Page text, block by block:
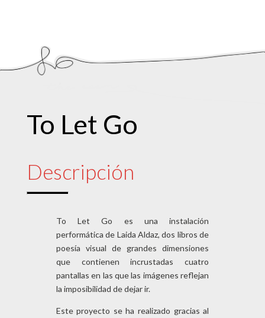
To Let Go
Descripción
To Let Go es una instalación
performática de Laida Aldaz, dos libros de
poesía visual de grandes dimensiones
que contienen incrustadas cuatro
pantallas en las que las imágenes reflejan
la imposibilidad de dejar ir.
Este proyecto se ha realizado gracias al